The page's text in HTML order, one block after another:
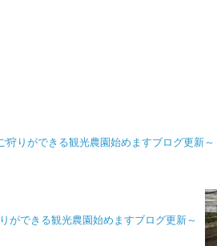
りができる観光農園始めますブログ更新～
ができる観光農園始めますブログ更新～